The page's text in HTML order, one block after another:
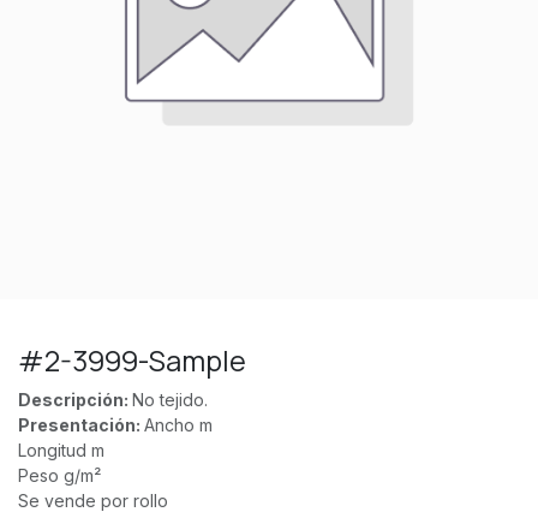
#2-3999-Sample
Descripción: No tejido.
Presentación: Ancho m
Longitud m
Peso g/m²
Se vende por rollo